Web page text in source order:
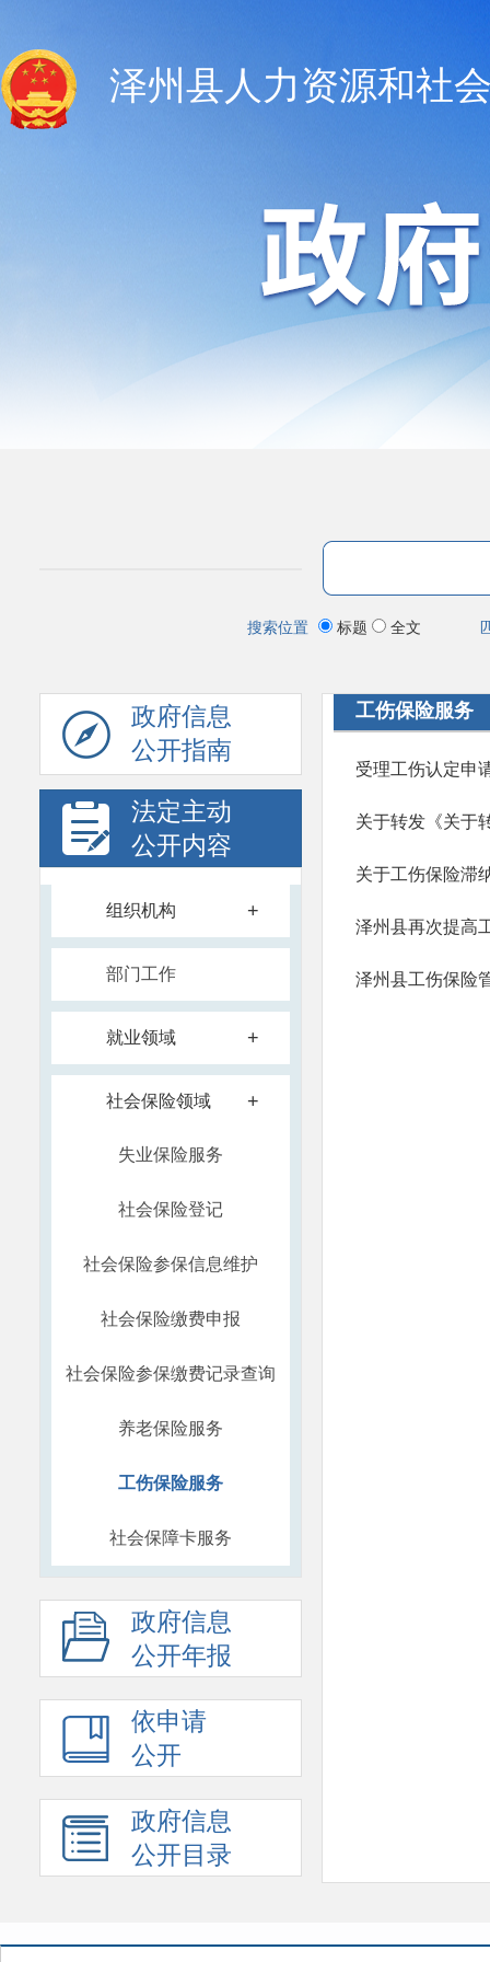
泽州县人力资源和社
搜索位置 标题 全文
政府信息
公开指南
法定主动
公开内容
组织机构 +
部门工作
就业领域 +
社会保险领域 +
失业保险服务
社会保险登记
社会保险参保信息维护
社会保险缴费申报
社会保险参保缴费记录查询
养老保险服务
工伤保险服务
社会保障卡服务
政府信息
公开年报
依申请
公开
政府信息
公开目录
工伤保险服务
受理工伤认定申
关于工伤保险滞
泽州县再次提高
泽州县工伤保险